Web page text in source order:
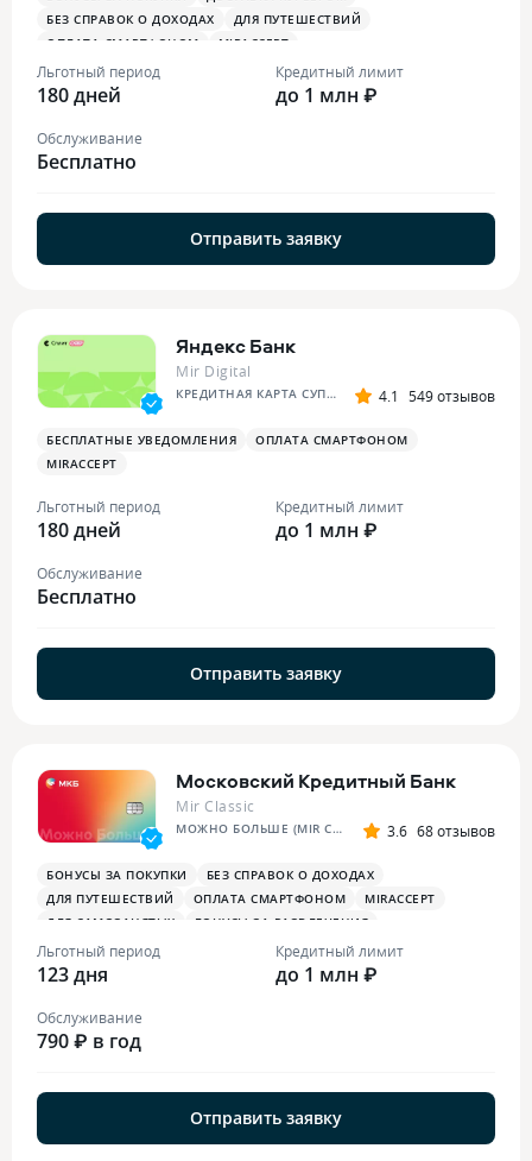
БЕЗ СПРАВОК О ДОХОДАХ
ДЛЯ ПУТЕШЕСТВИЙ
ОПЛАТА СМАРТФОНОМ
MIRACCEPT
БОНУСЫ ЗА МЕДИЦИНСКИЕ УСЛУГИ
Льготный период
180 дней
Кредитный лимит
до 1 млн ₽
Обслуживание
Бесплатно
Отправить заявку
Яндекс Банк
Mir Digital
КРЕДИТНАЯ КАРТА СУПЕР СПЛИТА 4.1 549 отзывов
БЕСПЛАТНЫЕ УВЕДОМЛЕНИЯ
ОПЛАТА СМАРТФОНОМ
MIRACCEPT
Льготный период
180 дней
Кредитный лимит
до 1 млн ₽
Обслуживание
Бесплатно
Отправить заявку
Московский Кредитный Банк
Mir Classic
МОЖНО БОЛЬШЕ (MIR CLASSIC) 3.6 68 отзывов
БОНУСЫ ЗА ПОКУПКИ
БЕЗ СПРАВОК О ДОХОДАХ
ДЛЯ ПУТЕШЕСТВИЙ
ОПЛАТА СМАРТФОНОМ
MIRACCEPT
ДЛЯ САМОЗАНЯТЫХ
БОНУСЫ ЗА РАЗВЛЕЧЕНИЯ
Льготный период
123 дня
Кредитный лимит
до 1 млн ₽
Обслуживание
790 ₽ в год
Отправить заявку